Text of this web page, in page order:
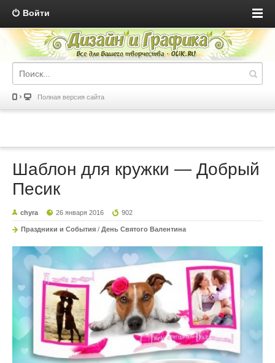
Войти
Полная версия сайта
Шаблон для кружки — Добрый
Песик
chyra 26 января 2016 902
Праздники и События / День Святого Валентина